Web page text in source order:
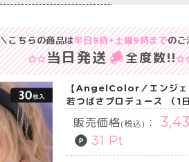
＼こちらの商品は平日9時+土曜9時までのご
当日発送 全度数!!
【AngelColor／エンジェ
若つばさプロデュース （1
販売価格(税込) ：
31 Pt